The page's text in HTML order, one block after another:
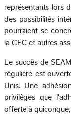
représentants lors
des possibilités
pourraient se
la CEC et autres
Le succès de
régulière est
Unis. Une
privilèges que
offerte à